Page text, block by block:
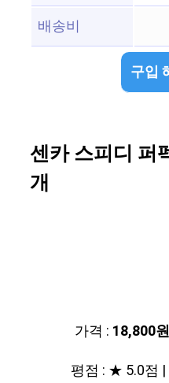
배송비
구입
센카 스피디 퍼
개
가격 : 18,800원
평점 : ★ 5.0점 |